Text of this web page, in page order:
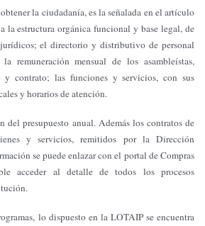
la ciudadanía, es la señalada en el artículo
la estructura orgánica funcional y base legal, de
el directorio y distributivo de personal
remuneración mensual de los asambleístas,
y contrato; las funciones y servicios, con sus
y horarios de atención.
del presupuesto anual. Además los contratos de
y servicios, remitidos por la Dirección
se puede enlazar con el portal de Compras
acceder al detalle de todos los procesos
lo dispuesto en la LOTAIP se encuentra